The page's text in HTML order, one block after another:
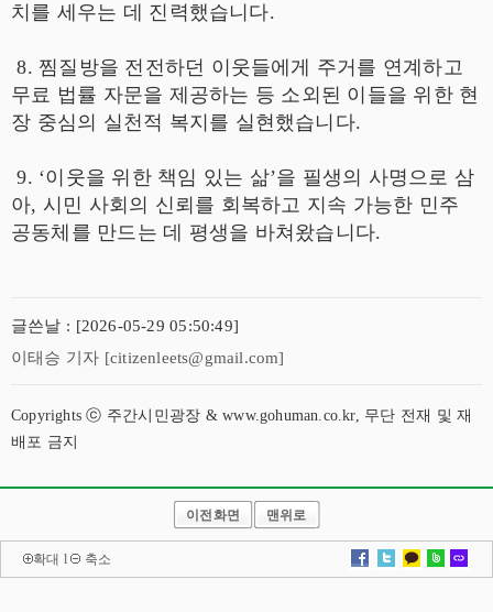
치를 세우는 데 진력했습니다.
8. 찜질방을 전전하던 이웃들에게 주거를 연계하고
무료 법률 자문을 제공하는 등 소외된 이들을 위한 현
장 중심의 실천적 복지를 실현했습니다.
9. ‘이웃을 위한 책임 있는 삶’을 필생의 사명으로 삼
아, 시민 사회의 신뢰를 회복하고 지속 가능한 민주
공동체를 만드는 데 평생을 바쳐왔습니다.
글쓴날 : [2026-05-29 05:50:49]
이태승 기자 [citizenleets@gmail.com]
Copyrights ⓒ 주간시민광장 & www.gohuman.co.kr, 무단 전재 및 재
배포 금지
이전화면 맨위로
확대 l 축소